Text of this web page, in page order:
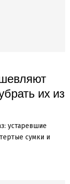
их из
устаревшие
сумки и